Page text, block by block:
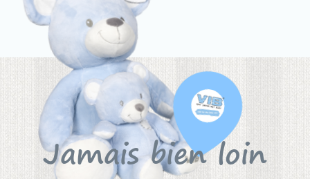
Jamais bien loin